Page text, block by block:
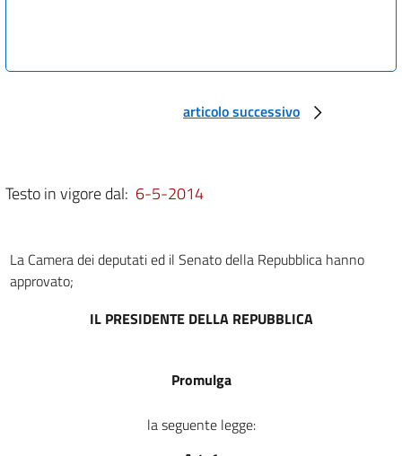
articolo successivo
Testo in vigore dal: 6-5-2014
La Camera dei deputati ed il Senato della Repubblica hanno
approvato;
IL PRESIDENTE DELLA REPUBBLICA
Promulga
la seguente legge: